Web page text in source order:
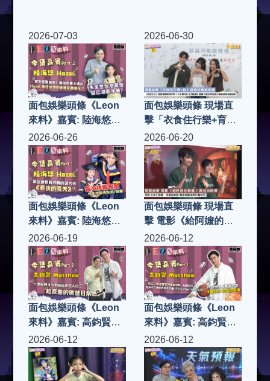
2026-07-03
面包娛樂頭條《Leon
來料》嘉賓: 陸海悠
Hazel (Part 2)
2026-06-30
面包娛樂頭條 現場直
擊「衣食住行樂+育」
慈善活動啟動禮「慈善
女王」趙曾學韞教授率
領「大中華文化全球協
會」凝聚社會各界慈善
力量 籌款助基層家庭
2026-06-26
面包娛樂頭條《Leon
來料》嘉賓: 陸海悠
Hazel (Part 1)
2026-06-20
面包娛樂頭條 現場直
擊 電影《給阿嬤的情
書》香港首映禮 男女
主角王彥桐、李思潼來
港 驚喜與劉德華同場
見面
2026-06-19
面包娛樂頭條《Leon
來料》嘉賓: 高鈞賢
Matthew (Part 2)
2026-06-12
面包娛樂頭條《Leon
來料》嘉賓: 高鈞賢
Matthew (Part 1)
2026-06-12 2026-06-12